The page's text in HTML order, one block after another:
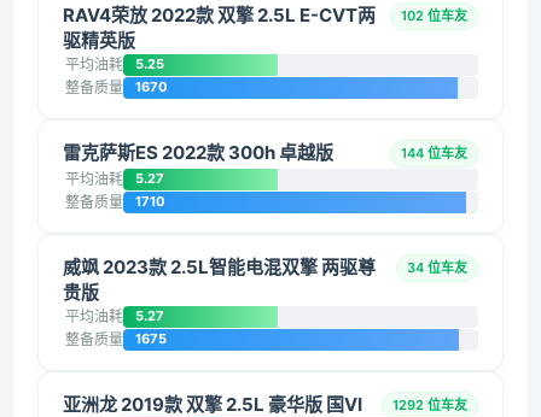
RAV4荣放 2022款 双擎 2.5L E-CVT两
驱精英版
102 位车友
平均油耗 5.25
整备质量 1670
雷克萨斯ES 2022款 300h 卓越版 144 位车友
平均油耗 5.27
整备质量 1710
威飒 2023款 2.5L智能电混双擎 两驱尊
贵版
34 位车友
平均油耗 5.27
整备质量 1675
亚洲龙 2019款 双擎 2.5L 豪华版 国VI 1292 位车友